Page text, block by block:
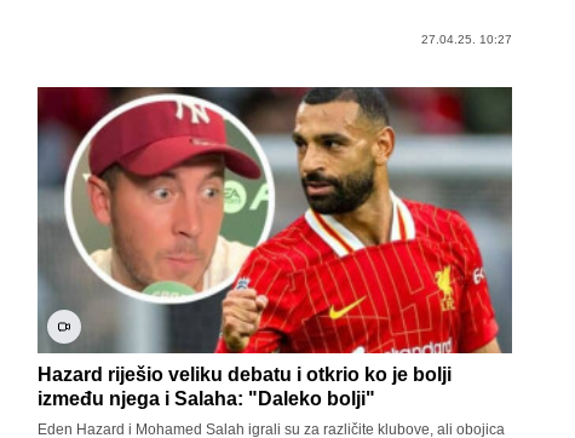
27.04.25. 10:27
Hazard riješio veliku debatu i otkrio ko je bolji
između njega i Salaha: "Daleko bolji"
Eden Hazard i Mohamed Salah igrali su za različite klubove, ali obojica